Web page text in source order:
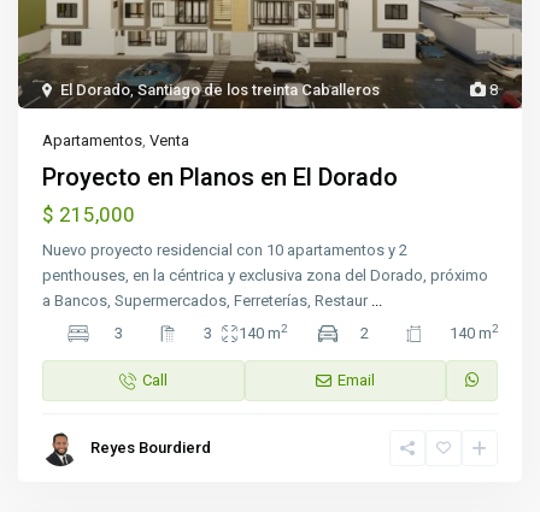
8
El Dorado,Santiago de los treinta Caballeros
Apartamentos,Venta
Proyecto en Planos en El Dorado
$ 215,000
Nuevo proyecto residencial con 10 apartamentos y 2
penthouses, en la céntrica y exclusiva zona del Dorado, próximo
a Bancos, Supermercados, Ferreterías, Restaur ...
3
3 140 m2 2 140 m2
Call Email
Reyes Bourdierd